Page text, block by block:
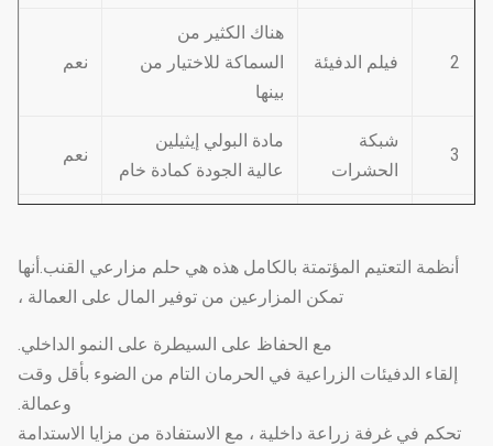
2 فيلم الدفيئة
هناك الكثير من
السماكة للاختيار من
بينها
نعم
3
شبكة
الحشرات
مادة البولي إيثيلين
عالية الجودة كمادة خام
نعم
نظام دلفنة
النوع الكهروديناميكي ،
اليدوي
دوران
نعم
أنظمة التعتيم المؤتمتة بالكامل هذه هي حلم مزارعي القنب.أنها
تمكن المزارعين من توفير المال على العمالة ،
مع الحفاظ على السيطرة على النمو الداخلي.
إلقاء الدفيئات الزراعية في الحرمان التام من الضوء بأقل وقت
وعمالة.
تحكم في غرفة زراعة داخلية ، مع الاستفادة من مزايا الاستدامة